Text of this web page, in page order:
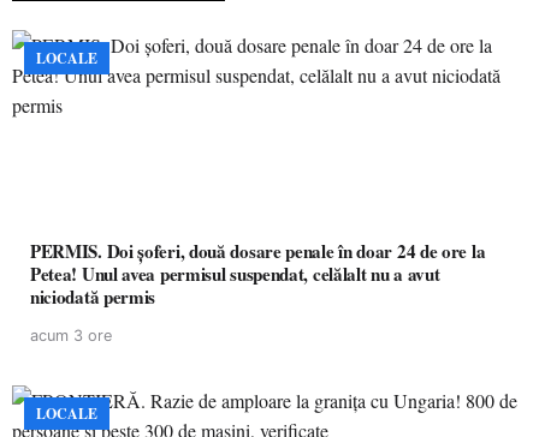
LOCALE
PERMIS. Doi șoferi, două dosare penale în doar 24 de ore la
Petea! Unul avea permisul suspendat, celălalt nu a avut
niciodată permis
acum 3 ore
LOCALE